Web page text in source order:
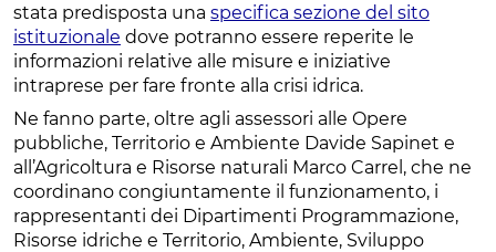
stata predisposta una specifica sezione del sito
istituzionale dove potranno essere reperite le
informazioni relative alle misure e iniziative
intraprese per fare fronte alla crisi idrica.
Ne fanno parte, oltre agli assessori alle Opere
pubbliche, Territorio e Ambiente Davide Sapinet e
all’Agricoltura e Risorse naturali Marco Carrel, che ne
coordinano congiuntamente il funzionamento, i
rappresentanti dei Dipartimenti Programmazione,
Risorse idriche e Territorio, Ambiente, Sviluppo